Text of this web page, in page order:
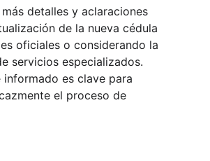
detalles y aclaraciones
de la nueva cédula
oficiales o considerando la
servicios especializados.
informado es clave para
el proceso de